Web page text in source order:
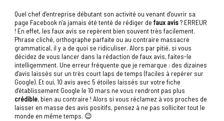
Quel chef d’entreprise débutant son activité ou venant d’ouvrir sa
page Facebook n’a jamais été tenté de rédiger defaux avis? ERREUR
! En effet, les faux avis se repèrent bien souvent très facilement.
Phrase cliché, orthographe parfaite ou au contraire massacre
grammatical, il y a de quoi se ridiculiser. Alors par pitié, si vous
décidez de vous lancer dans la rédaction de faux avis, faites-le
intelligemment. Une erreur fréquente que je remarque : des dizaines
d’avis laissés sur un très court laps de temps (faciles à repérer sur
Google). Et oui, 10 avis avec 5 étoiles laissés sur votre fiche
d’établissement Google le 10 mars ne vous rendront pas plus
crédible, bien au contraire ! Alors si vous réclamez à vos proches de
laisser en masse des avis positifs, pensez à ne pas solliciter tout le
monde en même temps. 😉